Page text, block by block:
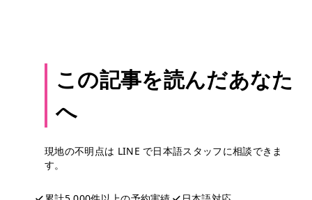
この記事を読んだあなた
へ
現地の不明点は LINE で日本語スタッフに相談できま
す。